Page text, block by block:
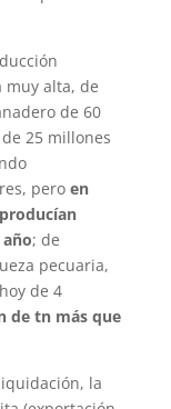
muy alta, de
de 60
25 millones
pero en
; de
pecuaria,
de 4
de tn más que
la